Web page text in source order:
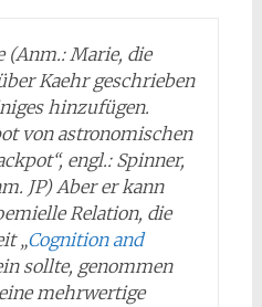
(Anm.: Marie, die
Kaehr geschrieben
hinzufügen.
von astronomischen
engl.: Spinner,
JP) Aber er kann
Relation, die
„Cognition and
sollte, genommen
mehrwertige